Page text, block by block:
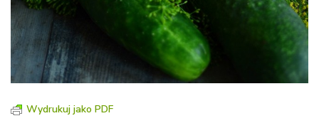
Wydrukuj jako PDF